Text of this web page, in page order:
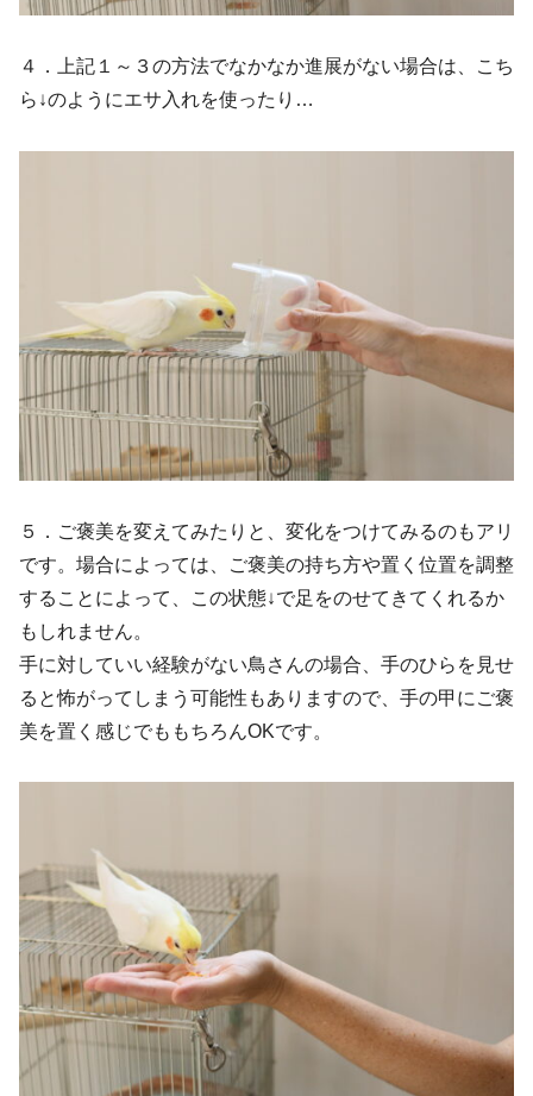
４．上記１～３の方法でなかなか進展がない場合は、こち
ら↓のようにエサ入れを使ったり…
５．ご褒美を変えてみたりと、変化をつけてみるのもアリ
です。場合によっては、ご褒美の持ち方や置く位置を調整
することによって、この状態↓で足をのせてきてくれるか
もしれません。
手に対していい経験がない鳥さんの場合、手のひらを見せ
ると怖がってしまう可能性もありますので、手の甲にご褒
美を置く感じでももちろんOKです。